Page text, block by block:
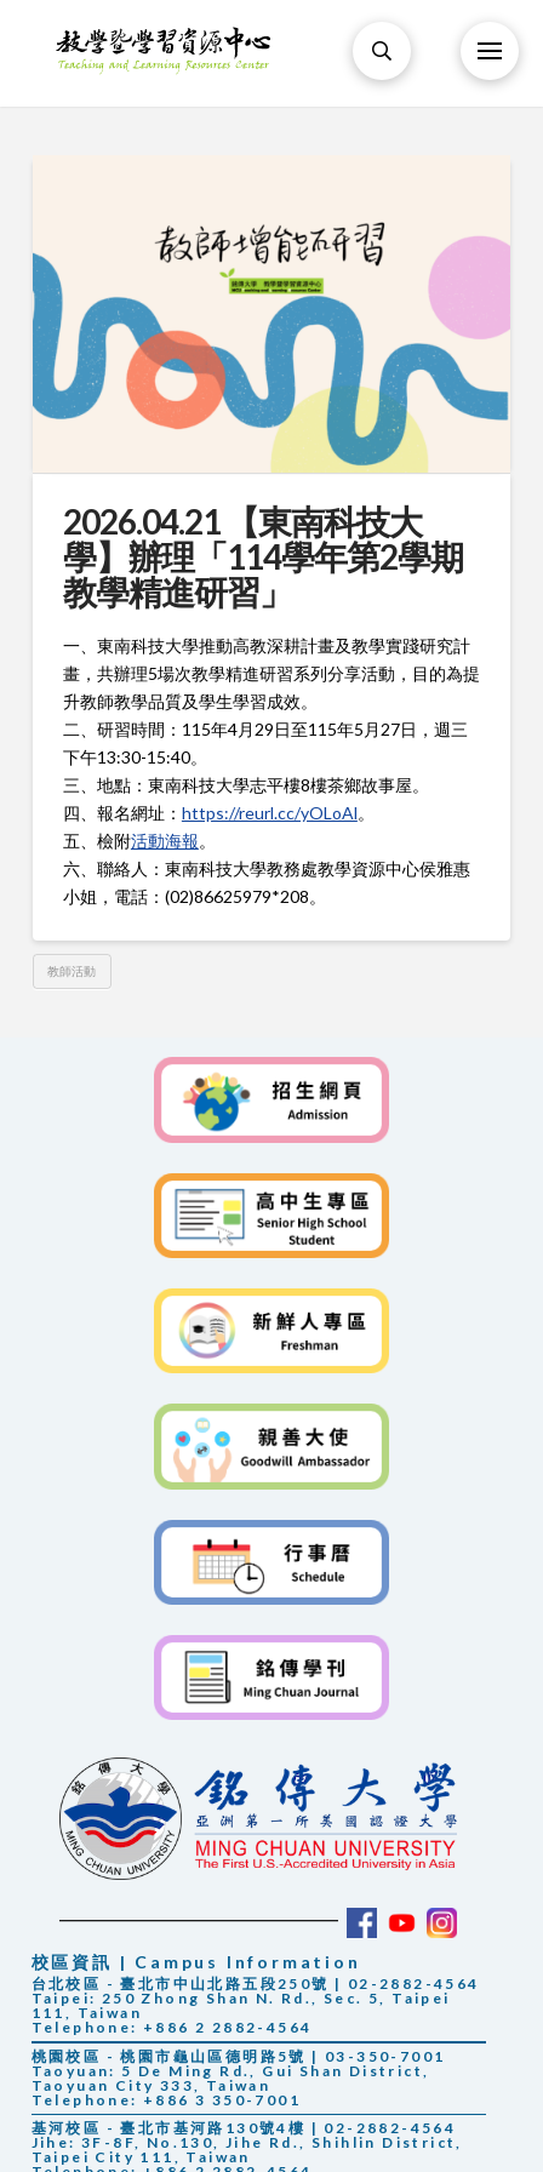
2026.04.21 【東南科技大
學】辦理「114學年第2學期
教學精進研習」
一、東南科技大學推動高教深耕計畫及教學實踐研究計
畫，共辦理5場次教學精進研習系列分享活動，目的為提
升教師教學品質及學生學習成效。
二
、研習時間：115年4月29日至115年5月27日，週三
下午13:30-15:40。
三、地點：東南科技大學志平樓8樓茶鄉故事屋。
四、報名網址： https://reurl.cc/yOLoAl。
五、檢附活動海報。
六、聯絡人：東南科技大學教務處教學資源中心侯雅惠
小姐，電話：(02)86625979*208。
教師活動
校區資訊 | Campus Information
台北校區 - 臺北市中山北路五段250號 | 02-2882-4564
Taipei: 250 Zhong Shan N. Rd., Sec. 5, Taipei
111, Taiwan
Telephone: +886 2 2882-4564
桃園校區 - 桃園市龜山區德明路5號 | 03-350-7001
Taoyuan: 5 De Ming Rd., Gui Shan District,
Taoyuan City 333, Taiwan
Telephone: +886 3 350-7001
基河校區 - 臺北市基河路130號4樓 | 02-2882-4564
Jihe: 3F-8F, No.130, Jihe Rd., Shihlin District,
Taipei City 111, Taiwan